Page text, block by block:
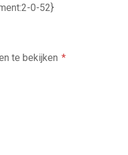
0-52}
te bekijken